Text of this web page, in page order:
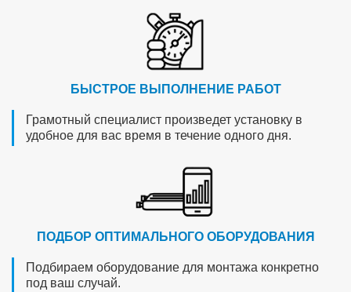
БЫСТРОЕ ВЫПОЛНЕНИЕ РАБОТ
Грамотный специалист произведет установку в
удобное для вас время в течение одного дня.
ПОДБОР ОПТИМАЛЬНОГО ОБОРУДОВАНИЯ
Подбираем оборудование для монтажа конкретно
под ваш случай.